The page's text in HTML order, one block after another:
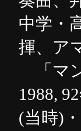
中学・
揮、ア
「マ
1988,
(当時)